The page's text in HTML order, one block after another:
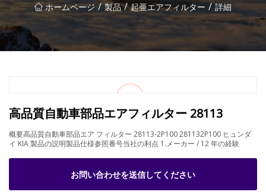
ホームページ / 製品 / 起亜エアフィルター / 詳細
高品質自動車部品エアフィルター 28113
概要高品質自動車部品エア フィルター 28113-2P100 281132P100 ヒュンダ
イ KIA 製品の説明製品仕様参照番号当社の利点 1.メーカー / 12 年の経験
お問い合わせを送信してください